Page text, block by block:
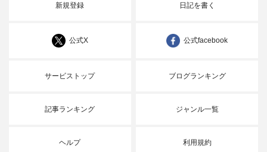
新規登録 日記を書く
公式X 公式facebook
サービストップ ブログランキング
記事ランキング ジャンル一覧
ヘルプ 利用規約